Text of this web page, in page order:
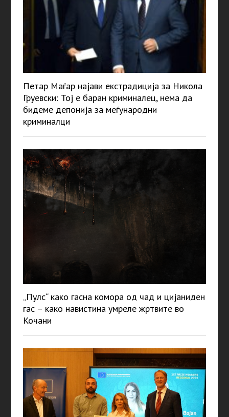
Петар Маѓар најави екстрадиција за Никола
Груевски: Тој е баран криминалец, нема да
бидеме депонија за меѓународни
криминалци
„Пулс“ како гасна комора од чад и цијаниден
гас – како навистина умреле жртвите во
Кочани